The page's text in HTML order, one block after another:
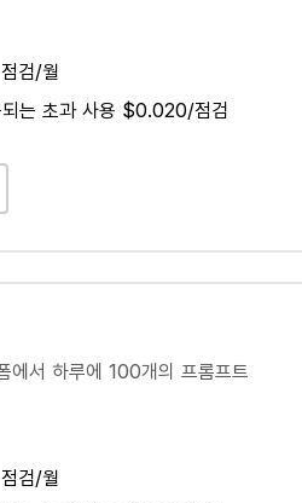
검/월
되는 초과 사용 $0.020/점검
에서 하루에 100개의 프롬프트
검/월